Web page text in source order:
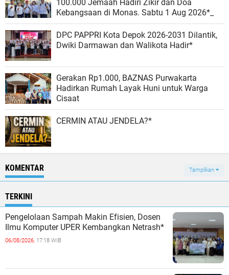
100.000 Jemaah Hadiri Zikir dan Doa
Kebangsaan di Monas. Sabtu 1 Aug 2026*_
DPC PAPPRI Kota Depok 2026-2031 Dilantik,
Dwiki Darmawan dan Walikota Hadir*
Gerakan Rp1.000, BAZNAS Purwakarta
Hadirkan Rumah Layak Huni untuk Warga
Cisaat
CERMIN ATAU JENDELA?*
KOMENTAR Tampilkan
TERKINI
Pengelolaan Sampah Makin Efisien, Dosen
Ilmu Komputer UPER Kembangkan Netrash*
06/08/2026, 17:18 WIB